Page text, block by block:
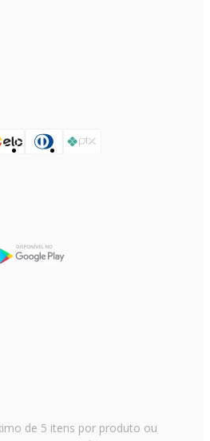
de 5 itens por produto ou